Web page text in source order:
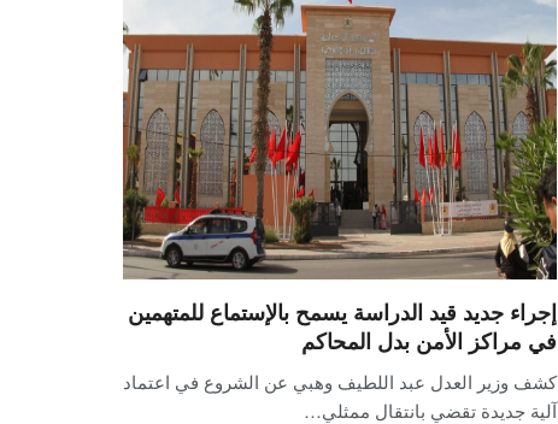
إجراء جديد قيد الدراسة يسمح بالإستماع للمتهمين
في مراكز الأمن بدل المحاكم
كشف وزير العدل عبد اللطيف وهبي عن الشروع في اعتماد
آلية جديدة تقضي بانتقال ممثلي…